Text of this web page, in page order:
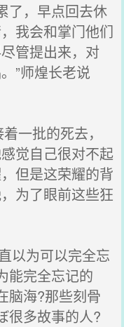
了，早点回去休
我会和掌门他们
管提出来，对
”师煌长老说
一批的死去，
觉自己很对不起
但是这荣耀的背
为了眼前这些狂
以为可以完全忘
能完全忘记的
脑海?那些刻骨
很多故事的人?